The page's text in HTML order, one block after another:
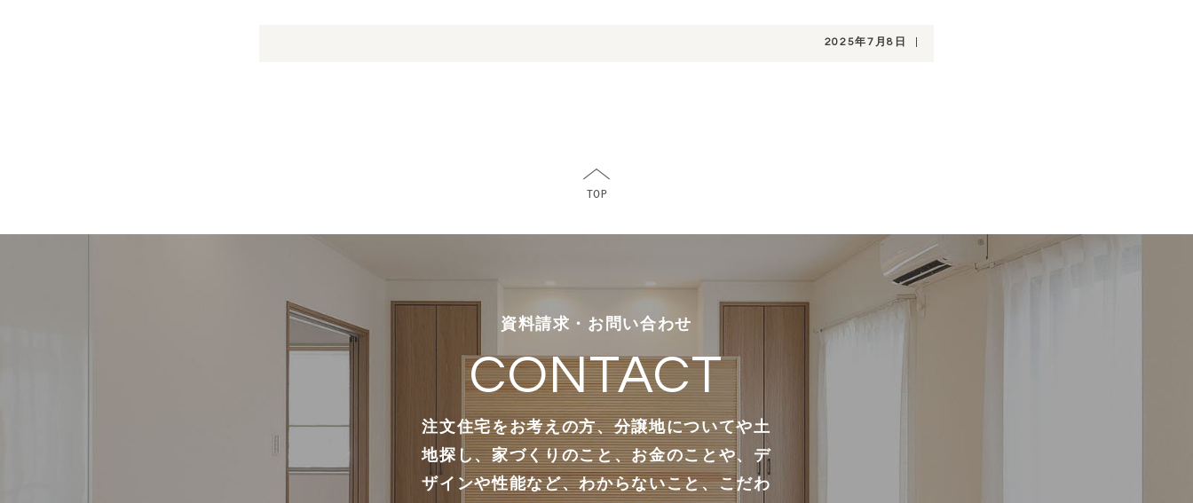
2025年7月8日
資料請求・お問い合わせ
CONTACT
注文住宅をお考えの方、分譲地についてや土
地探し、家づくりのこと、お金のことや、デ
ザインや性能など、わからないこと、こだわ